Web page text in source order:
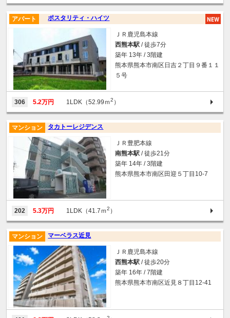
ポスタリティ・ハイツ
アパート
ＪＲ鹿児島本線
西熊本駅 / 徒歩7分
築年 13年 / 3階建
熊本県熊本市南区日吉２丁目９番１１
５号
306 5.2万円 1LDK（52.99ｍ2 ）
タカトーレジデンス
マンション
ＪＲ豊肥本線
南熊本駅 / 徒歩21分
築年 14年 / 3階建
熊本県熊本市南区田迎５丁目10-7
202 5.3万円 1LDK（41.7ｍ2 ）
マーベラス近見
マンション
ＪＲ鹿児島本線
西熊本駅 / 徒歩20分
築年 16年 / 7階建
熊本県熊本市南区近見８丁目12-41